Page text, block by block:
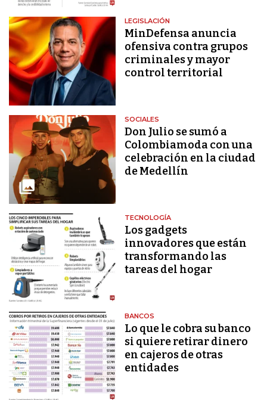
LEGISLACIÓN
MinDefensa anuncia
ofensiva contra grupos
criminales y mayor
control territorial
SOCIALES
Don Julio se sumó a
Colombiamoda con una
celebración en la ciudad
de Medellín
TECNOLOGÍA
Los gadgets
innovadores que están
transformando las
tareas del hogar
BANCOS
Lo que le cobra su banco
si quiere retirar dinero
en cajeros de otras
entidades